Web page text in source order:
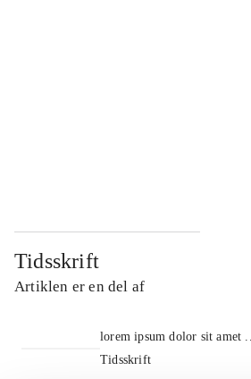
Tidsskrift
Artiklen er en del af
lorem ipsum dolor sit amet ...
Tidsskrift